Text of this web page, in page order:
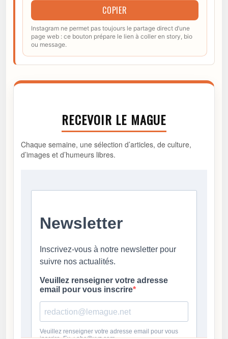
COPIER
Instagram ne permet pas toujours le partage direct d’une
page web : ce bouton prépare le lien à coller en story, bio
ou message.
RECEVOIR LE MAGUE
Chaque semaine, une sélection d’articles, de culture,
d’images et d’humeurs libres.